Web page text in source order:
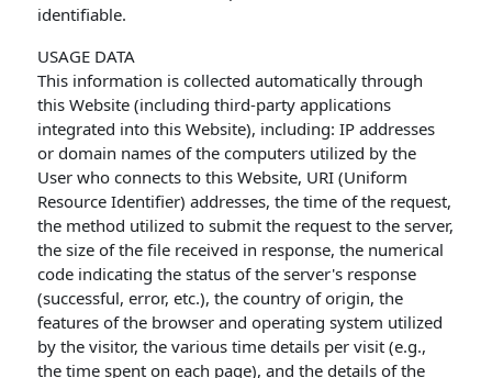
identifiable.
USAGE DATA
This information is collected automatically through
this Website (including third-party applications
integrated into this Website), including: IP addresses
or domain names of the computers utilized by the
User who connects to this Website, URI (Uniform
Resource Identifier) ​​addresses, the time of the request,
the method utilized to submit the request to the server,
the size of the file received in response, the numerical
code indicating the status of the server's response
(successful, error, etc.), the country of origin, the
features of the browser and operating system utilized
by the visitor, the various time details per visit (e.g.,
the time spent on each page), and the details of the